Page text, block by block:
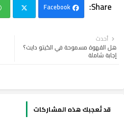
Facebook
tter
أحدث
هل القهوة مسموحة في الكيتو دايت؟
إجابة شاملة
قد تُعجبك هذه المشاركات